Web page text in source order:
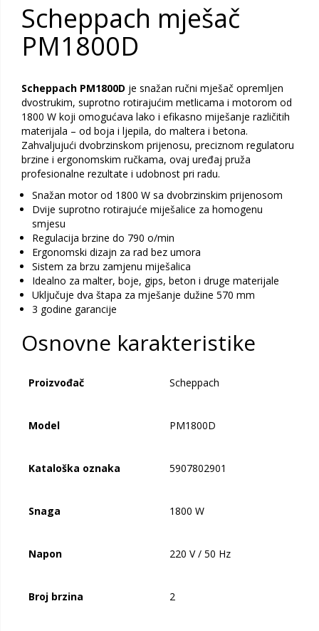
Scheppach mješač
PM1800D
Scheppach PM1800D je snažan ručni mješač opremljen
dvostrukim, suprotno rotirajućim metlicama i motorom od
1800 W koji omogućava lako i efikasno miješanje različitih
materijala – od boja i ljepila, do maltera i betona.
Zahvaljujući dvobrzinskom prijenosu, preciznom regulatoru
brzine i ergonomskim ručkama, ovaj uređaj pruža
profesionalne rezultate i udobnost pri radu.
Snažan motor od 1800 W sa dvobrzinskim prijenosom
Dvije suprotno rotirajuće miješalice za homogenu
smjesu
Regulacija brzine do 790 o/min
Ergonomski dizajn za rad bez umora
Sistem za brzu zamjenu miješalica
Idealno za malter, boje, gips, beton i druge materijale
Uključuje dva štapa za mješanje dužine 570 mm
3 godine garancije
Osnovne karakteristike
Proizvođač Scheppach
Model PM1800D
Kataloška oznaka 5907802901
Snaga 1800 W
Napon 220 V / 50 Hz
Broj brzina 2